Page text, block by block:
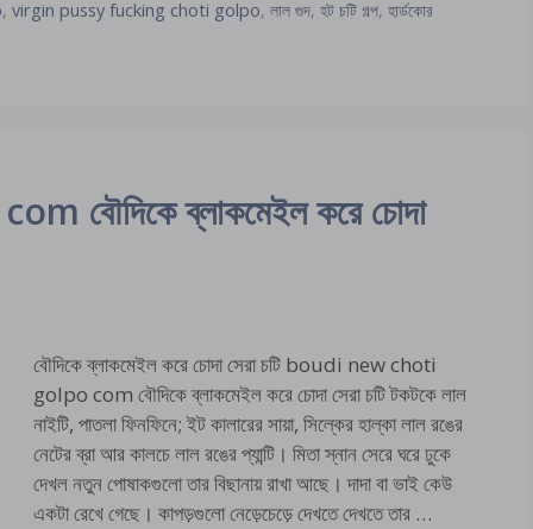
,virgin pussy fucking choti golpo,লাল গুদ,হট চটি গল্প,হার্ডকোর
ব্লাকমেইল করে চোদা
বৌদিকে ব্লাকমেইল করে চোদা সেরা চটি boudi new choti
golpo com বৌদিকে ব্লাকমেইল করে চোদা সেরা চটি টকটকে লাল
নাইটি, পাতলা ফিনফিনে; ইট কালারের সায়া, সিল্কের হাল্কা লাল রঙের
নেটের ব্রা আর কালচে লাল রঙের প্যান্টি। মিতা স্নান সেরে ঘরে ঢুকে
দেখল নতুন পোষাকগুলো তার বিছানায় রাখা আছে। দাদা বা ভাই কেউ
একটা রেখে গেছে। কাপড়গুলো নেড়েচেড়ে দেখতে দেখতে তার …